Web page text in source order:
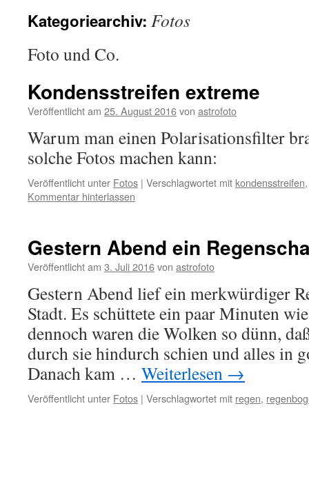
Kategoriearchiv: Fotos
Foto und Co.
Kondensstreifen extreme
Veröffentlicht am 25. August 2016von astrofoto
Warum man einen Polarisationsfilter
solche Fotos machen kann:
Veröffentlicht unter Fotos | Verschlagwortet mit kondensstreifen
Kommentar hinterlassen
Gestern Abend ein
Veröffentlicht am 3. Juli 2016von astrofoto
Gestern Abend lief ein merkwürdiger
Stadt. Es schüttete ein paar Minuten
dennoch waren die Wolken so dünn,
durch sie hindurch schien und alles in
Danach kam … Weiterlesen →
Veröffentlicht unter Fotos | Verschlagwortet mit regen,